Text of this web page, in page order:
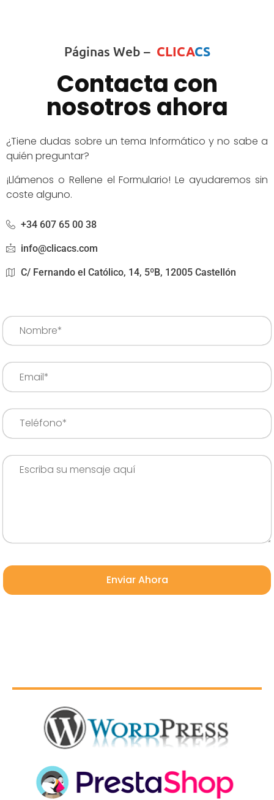
Páginas Web – CLICACS
Contacta con
nosotros ahora
¿Tiene dudas sobre un tema Informático y no sabe a
quién preguntar?
¡Llámenos o Rellene el Formulario! Le ayudaremos sin
coste alguno.
+34 607 65 00 38
info@clicacs.com
C/ Fernando el Católico, 14, 5ºB, 12005 Castellón